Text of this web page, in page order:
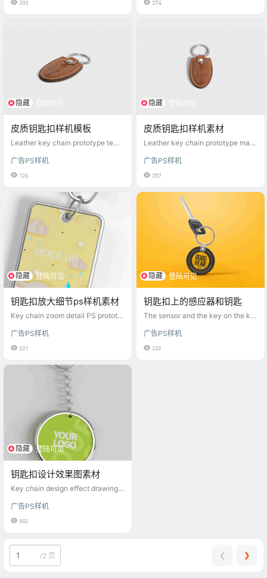
203 374
隐藏
皮质钥匙扣样机模板
Leather key chain prototype temp
广告PS样机
126
隐藏
皮质钥匙扣样机素材
Leather key chain prototype mate
广告PS样机
257
隐藏 登陆可见
钥匙扣放大细节ps样机素材
Key chain zoom detail PS prototy
广告PS样机
221
隐藏 登陆可见
钥匙扣上的感应器和钥匙
The sensor and the key on the ke
广告PS样机
232
隐藏 登陆可见
钥匙扣设计效果图素材
Key chain design effect drawing
广告PS样机
802
/2 页 ❮ ❯